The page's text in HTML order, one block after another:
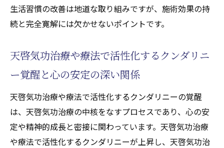
生活習慣の改善は地道な取り組みですが、施術効果の持
続と完全寛解には欠かせないポイントです。
天啓気功治療や療法で活性化するクンダリニ
ー覚醒と心の安定の深い関係
天啓気功治療や療法で活性化するクンダリニーの覚醒
は、天啓気功治療の中核をなすプロセスであり、心の安
定や精神的成長と密接に関わっています。天啓気功治療
や療法で活性化するクンダリニーが上昇し、天啓気功治